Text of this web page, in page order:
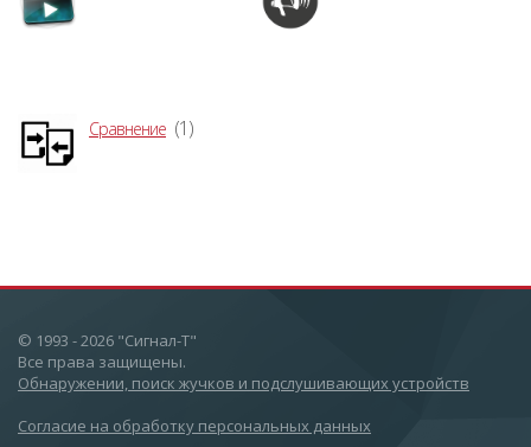
Сравнение (1)
© 1993 - 2026 "Сигнал-Т"
Все права защищены.
Обнаружении, поиск жучков и подслушивающих устройств
Согласие на обработку персональных данных